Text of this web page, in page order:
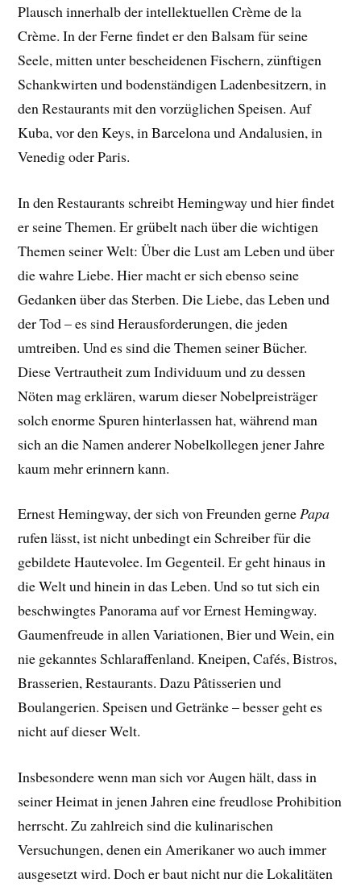
Plausch innerhalb der intellektuellen Crème de la
Crème. In der Ferne findet er den Balsam für seine
Seele, mitten unter bescheidenen Fischern, zünftigen
Schankwirten und bodenständigen Ladenbesitzern, in
den Restaurants mit den vorzüglichen Speisen. Auf
Kuba, vor den Keys, in Barcelona und Andalusien, in
Venedig oder Paris.
In den Restaurants schreibt Hemingway und hier findet
er seine Themen. Er grübelt nach über die wichtigen
Themen seiner Welt: Über die Lust am Leben und über
die wahre Liebe. Hier macht er sich ebenso seine
Gedanken über das Sterben. Die Liebe, das Leben und
der Tod – es sind Herausforderungen, die jeden
umtreiben. Und es sind die Themen seiner Bücher.
Diese Vertrautheit zum Individuum und zu dessen
Nöten mag erklären, warum dieser Nobelpreisträger
solch enorme Spuren hinterlassen hat, während man
sich an die Namen anderer Nobelkollegen jener Jahre
kaum mehr erinnern kann.
Ernest Hemingway, der sich von Freunden gernePapa
rufen lässt, ist nicht unbedingt ein Schreiber für die
gebildete Hautevolee. Im Gegenteil. Er geht hinaus in
die Welt und hinein in das Leben. Und so tut sich ein
beschwingtes Panorama auf vor Ernest Hemingway.
Gaumenfreude in allen Variationen, Bier und Wein, ein
nie gekanntes Schlaraffenland. Kneipen, Cafés, Bistros,
Brasserien, Restaurants. Dazu Pâtisserien und
Boulangerien. Speisen und Getränke – besser geht es
nicht auf dieser Welt.
Insbesondere wenn man sich vor Augen hält, dass in
seiner Heimat in jenen Jahren eine freudlose Prohibition
herrscht. Zu zahlreich sind die kulinarischen
Versuchungen, denen ein Amerikaner wo auch immer
ausgesetzt wird. Doch er baut nicht nur die Lokalitäten